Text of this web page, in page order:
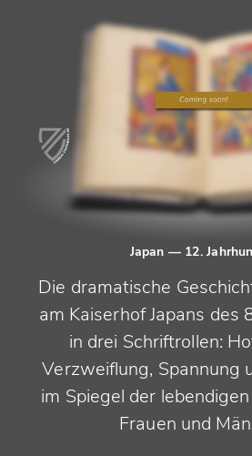
Japan — 12.
Die dramatische
am Kaiserhof Japans des
in drei Schriftrollen:
Verzweiflung, Spannung
im Spiegel der
Frauen und